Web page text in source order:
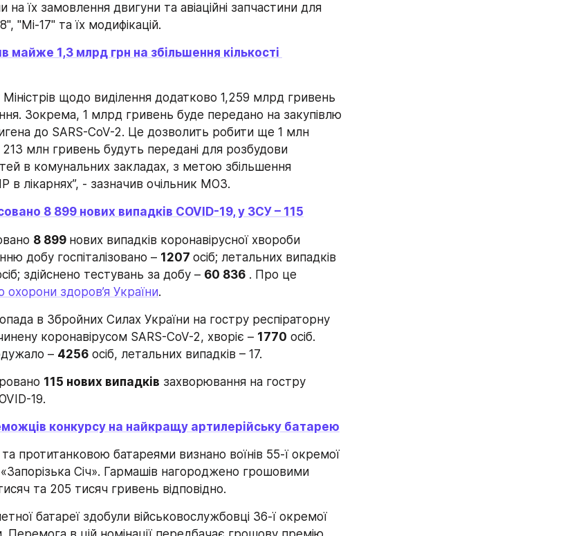
їх замовлення двигуни та авіаційні запчастини для
"Мі-17" та їх модифікацій.
майже 1,3 млрд грн на збільшення кількості
щодо виділення додатково 1,259 млрд гривень
Зокрема, 1 млрд гривень буде передано на закупівлю
до SARS-CoV-2. Це дозволить робити ще 1 млн
млн гривень будуть передані для розбудови
в комунальних закладах, з метою збільшення
лікарнях”, - зазначив очільник МОЗ.
8 899 нових випадків COVID-19, у ЗСУ – 115
8 899 нових випадків коронавірусної хвороби
добу госпіталізовано – 1207 осіб; ️летальних випадків
здійснено тестувань за добу – 60 836 . Про це
охорони здоров’я України.
в Збройних Силах України на гостру респіраторну
коронавірусом SARS-CoV-2, хворіє – 1770 осіб.
– 4256 осіб, летальних випадків – 17.
115 нових випадків захворювання на гостру
19.
конкурсу на найкращу артилерійську батарею
протитанковою батареями визнано воїнів 55-ї окремої
Січ». Гармашів нагороджено грошовими
та 205 тисяч гривень відповідно.
батареї здобули військовослужбовці 36-ї окремої